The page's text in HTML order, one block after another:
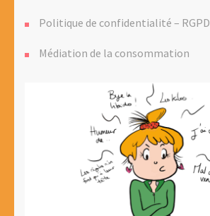
Politique de confidentialité – RGPD
Médiation de la consommation